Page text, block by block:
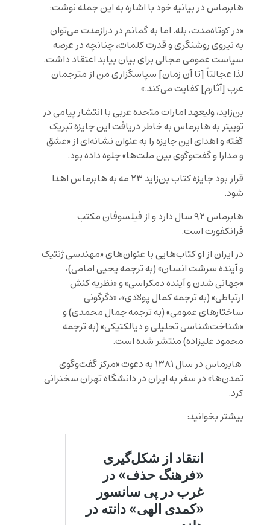
هابرماس در بیانیه خود با اشاره به این جمله نوشت:
«در کوتاه‌مدت، بله. اما به گمانم در درازمدت می‌توان
به نیروی روشنگری و قدرت کلمات، چنانچه در عرصه
سیاست عمومی مجالی برای بیان بیابد اعتقاد داشت.
لذا عجالتاً [تا آن زمان] سپاسگزاری من از مترجمان
عرب [آثارم] کفایت می‌کند.»
بن‌زاید، ولیعهد امارات متحده عربی با انتشار پیامی در
توییتر به هابرماس به خاطر دریافت این جایزه تبریک
گفته و اهدای این جایزه را به عنوان نشانه‌ای از «عشق
و مدارا و گفت‌وگوی بین ملت‌ها» جلوه داده بود.
قرار بود جایزه کتاب بن‌زاید ۲۳ مه به هابرماس اهدا
شود.
هابرماس ۹۲ سال دارد و از فیلسوفان مکتب
فرانکفورت است.
در ایران از او کتاب‌هایی با عنوان‌های «مهندسی ژنتیک
و آینده‌ سرشت انسان» (به ترجمه یحیی امامی)،
«جهانی شدن و آینده‌ دمکراسی» و «نظریه کنش
ارتباطی» (به ترجمه کمال پولادی»، «دگرگونی
ساختارهای عمومی» (به ترجمه جمال محمدی‌) و
«شناخت‌شناسی تحلیلی و دیالکتیکی» (به ترجمه
محمود علیزاده) منتشر شده است.
هابرماس در سال ۱۳۸۱ به دعوت «مرکز گفت‌وگوی
تمدن‌ها» در سفر به ایران در دانشگاه تهران سخنرانی
کرد.
بیشتر بخوانید: